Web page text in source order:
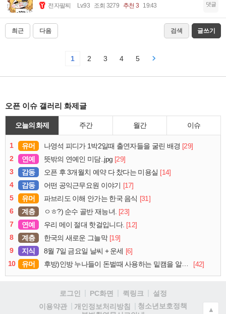
전자팔찌 Lv.93 조회 3279 추천 3 19:43 댓글
최근 다음 검색 글쓰기
1 2 3 4 5
오픈 이슈 갤러리 화제글
오늘의 화제 주간 월간 이슈
1 유머 나영석 피디가 1박2일때 출연자들을 굴린 배경 [29]
2
연예 뜻밖의 연예인 미담..jpg [29]
3
감동 오픈 후 3개월치 예약 다 찼다는 미용실 [14]
4
감동 어떤 공익근무요원 이야기 [17]
5
유머 파브리도 이해 안가는 한국 음식 [31]
6
계층 ㅇㅎ?) 순수 골반 재능녀. [23]
7
연예 우리 메이 절대 핫걸입니다. [12]
8
계층 한국의 새로운 그늘막 [19]
9
지식 8월 7일 금요일 날씨 + 운세 [6]
10
유머 후방)인방 누나들이 돈벌때 사용하는 밑캠을 알아보자 [42]
로그인 PC화면 퀵링크
설정
이용약관
개인정보처리방침
청소년보호정책
▲